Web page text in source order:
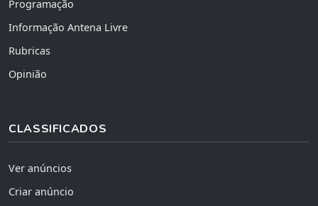
Programação
Informação Antena Livre
Rubricas
Opinião
CLASSIFICADOS
Ver anúncios
Criar anúncio